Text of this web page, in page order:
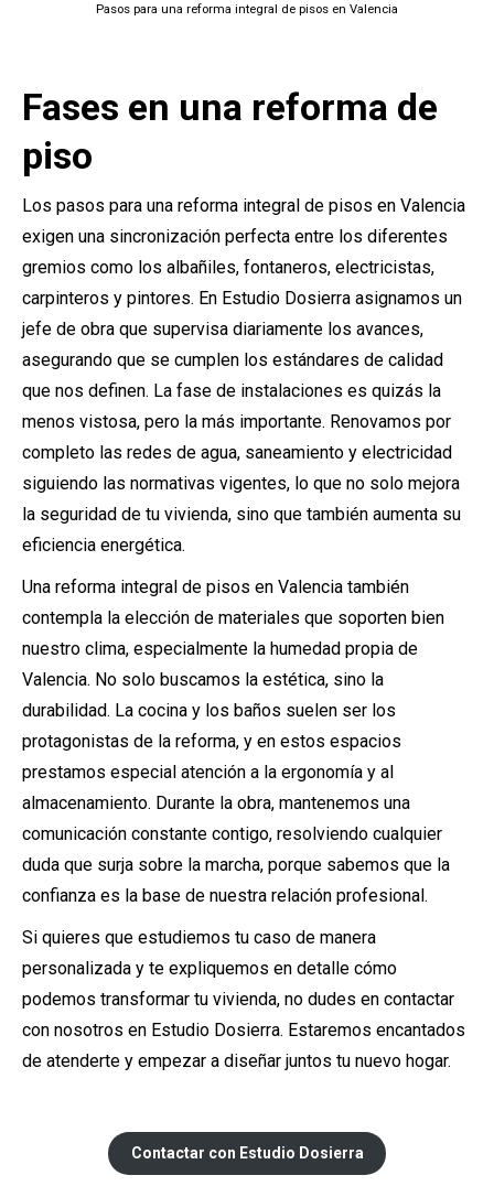
Pasos para una reforma integral de pisos en Valencia
Fases en una reforma de
piso
Los pasos para una reforma integral de pisos en Valencia
exigen una sincronización perfecta entre los diferentes
gremios como los albañiles, fontaneros, electricistas,
carpinteros y pintores. En Estudio Dosierra asignamos un
jefe de obra que supervisa diariamente los avances,
asegurando que se cumplen los estándares de calidad
que nos definen. La fase de instalaciones es quizás la
menos vistosa, pero la más importante. Renovamos por
completo las redes de agua, saneamiento y electricidad
siguiendo las normativas vigentes, lo que no solo mejora
la seguridad de tu vivienda, sino que también aumenta su
eficiencia energética.
Una reforma integral de pisos en Valencia también
contempla la elección de materiales que soporten bien
nuestro clima, especialmente la humedad propia de
Valencia. No solo buscamos la estética, sino la
durabilidad. La cocina y los baños suelen ser los
protagonistas de la reforma, y en estos espacios
prestamos especial atención a la ergonomía y al
almacenamiento. Durante la obra, mantenemos una
comunicación constante contigo, resolviendo cualquier
duda que surja sobre la marcha, porque sabemos que la
confianza es la base de nuestra relación profesional.
Si quieres que estudiemos tu caso de manera
personalizada y te expliquemos en detalle cómo
podemos transformar tu vivienda, no dudes en contactar
con nosotros en Estudio Dosierra. Estaremos encantados
de atenderte y empezar a diseñar juntos tu nuevo hogar.
Contactar con Estudio Dosierra